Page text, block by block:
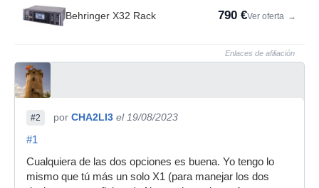
Behringer X32 Rack 790 €Ver oferta →
Enlaces de afiliación
#2 por CHA2LI3 el 19/08/2023
#1
Cualquiera de las dos opciones es buena. Yo tengo lo
mismo que tú más un solo X1 (para manejar los dos